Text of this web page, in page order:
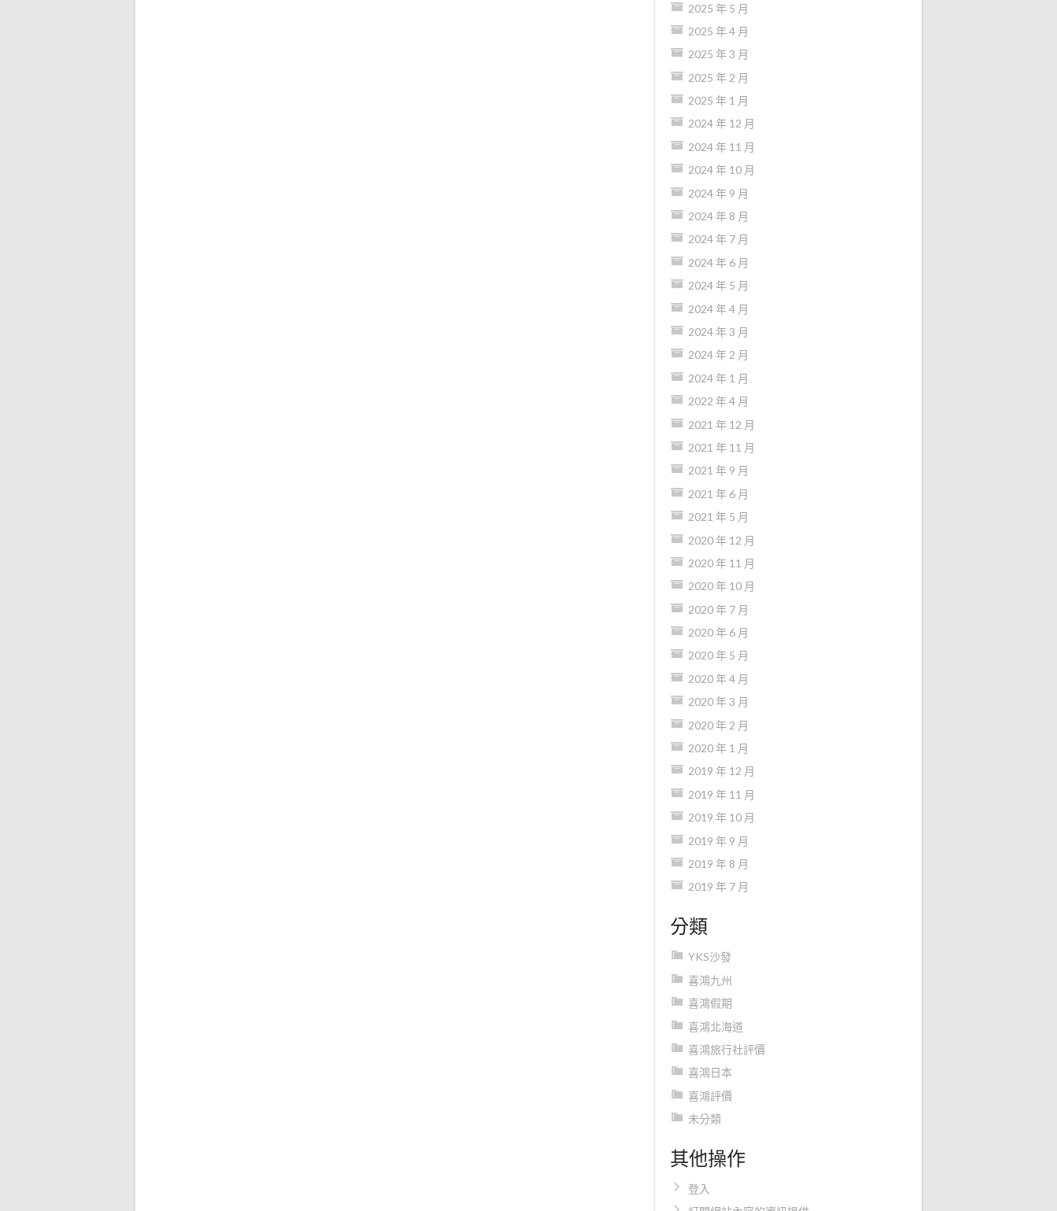
2025 年 5 月
2025 年 4 月
2025 年 3 月
2025 年 2 月
2025 年 1 月
2024 年 12 月
2024 年 11 月
2024 年 10 月
2024 年 9 月
2024 年 8 月
2024 年 7 月
2024 年 6 月
2024 年 5 月
2024 年 4 月
2024 年 3 月
2024 年 2 月
2024 年 1 月
2022 年 4 月
2021 年 12 月
2021 年 11 月
2021 年 9 月
2021 年 6 月
2021 年 5 月
2020 年 12 月
2020 年 11 月
2020 年 10 月
2020 年 7 月
2020 年 6 月
2020 年 5 月
2020 年 4 月
2020 年 3 月
2020 年 2 月
2020 年 1 月
2019 年 12 月
2019 年 11 月
2019 年 10 月
2019 年 9 月
2019 年 8 月
2019 年 7 月
分類
YKS沙發
喜鴻九州
喜鴻假期
喜鴻北海道
喜鴻旅行社評價
喜鴻日本
喜鴻評價
未分類
其他操作
登入